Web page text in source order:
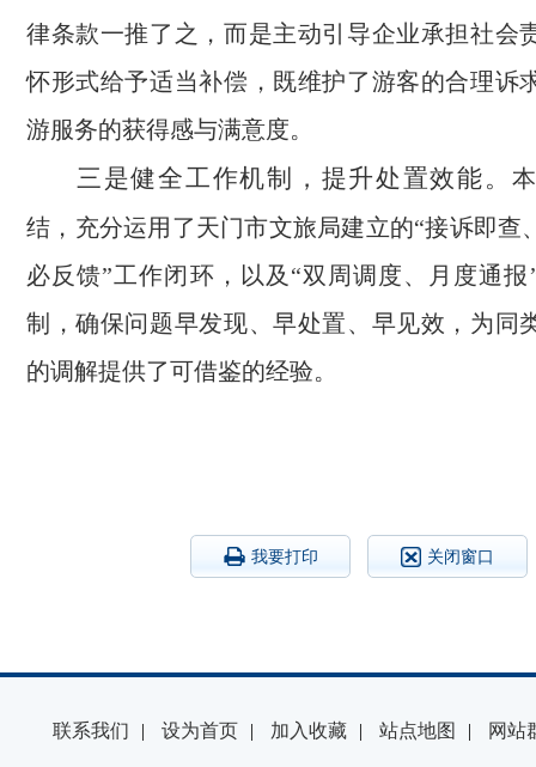
律条款一推了之，而是主动引导企业承担社会
怀形式给予适当补偿，既维护了游客的合理诉
游服务的获得感与满意度。
三是健全工作机制，提升处置效能。
结，充分运用了天门市文旅局建立的“接诉即查
必反馈”工作闭环，以及“双周调度、月度通
制，确保问题早发现、早处置、早见效，为同
的调解提供了可借鉴的经验。
我要打印 关闭窗口
联系我们 | 设为首页 | 加入收藏 | 站点地图 | 网站